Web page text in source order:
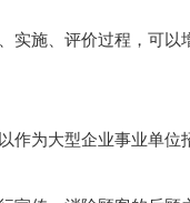
实施、评价过程，可
作为大型企业事业单